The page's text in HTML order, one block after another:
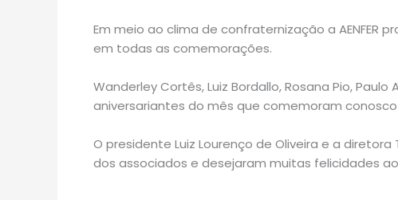
Em meio ao clima de confraternização a AENFER
em todas as comemorações.
Wanderley Cortês, Luiz Bordallo, Rosana Pio,
aniversariantes do mês que comemoram
O presidente Luiz Lourenço de Oliveira e a
dos associados e desejaram muitas felicidades